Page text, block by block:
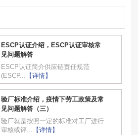
ESCP认证介绍，ESCP认证审核常
见问题解答
ESCP认证简介供应链责任规范
(ESCP... 【详情】
验厂标准介绍，疫情下劳工政策及常
见问题解答（三）
验厂就是按照一定的标准对工厂进行
审核或评... 【详情】